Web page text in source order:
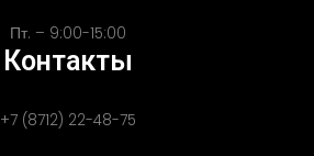
Пт. – 9:00-15:00
Контакты
+7 (8712) 22-48-75